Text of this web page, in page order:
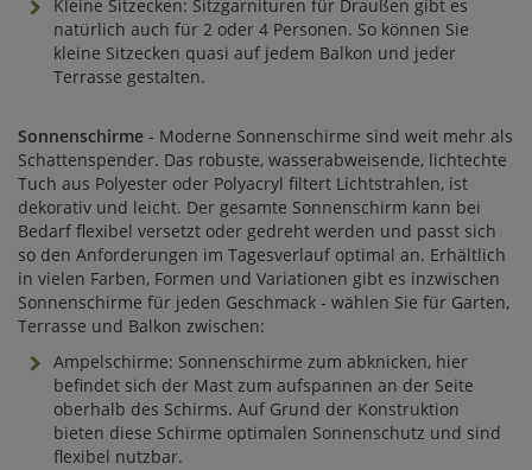
Kleine Sitzecken: Sitzgarnituren für Draußen gibt es
natürlich auch für 2 oder 4 Personen. So können Sie
kleine Sitzecken quasi auf jedem Balkon und jeder
Terrasse gestalten.
Sonnenschirme - Moderne Sonnenschirme sind weit mehr als
Schattenspender. Das robuste, wasserabweisende, lichtechte
Tuch aus Polyester oder Polyacryl filtert Lichtstrahlen, ist
dekorativ und leicht. Der gesamte Sonnenschirm kann bei
Bedarf flexibel versetzt oder gedreht werden und passt sich
so den Anforderungen im Tagesverlauf optimal an. Erhältlich
in vielen Farben, Formen und Variationen gibt es inzwischen
Sonnenschirme für jeden Geschmack - wählen Sie für Garten,
Terrasse und Balkon zwischen:
Ampelschirme: Sonnenschirme zum abknicken, hier
befindet sich der Mast zum aufspannen an der Seite
oberhalb des Schirms. Auf Grund der Konstruktion
bieten diese Schirme optimalen Sonnenschutz und sind
flexibel nutzbar.